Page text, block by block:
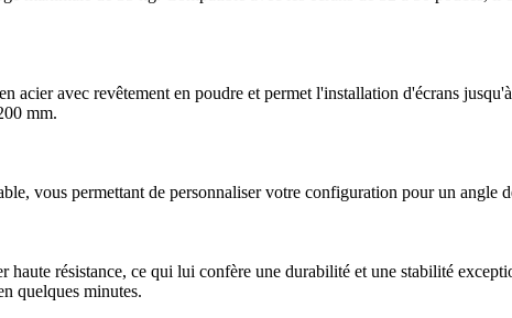
acier avec revêtement en poudre et permet l'installation d'écrans
mm.
vous permettant de personnaliser votre configuration pour un angle
résistance, ce qui lui confère une durabilité et une stabilité
quelques minutes.